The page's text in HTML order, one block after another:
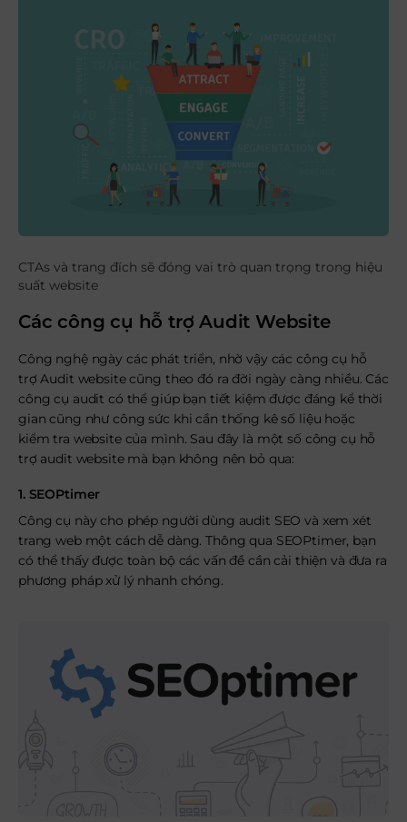
CTAs và trang đích sẽ đóng vai trò quan trọng trong hiệu
suất website
Các công cụ hỗ trợ Audit Website
Công nghệ ngày các phát triển, nhờ vậy các công cụ hỗ
trợ Audit website cũng theo đó ra đời ngày càng nhiều. Các
công cụ audit có thể giúp bạn tiết kiệm được đáng kể thời
gian cũng như công sức khi cần thống kê số liệu hoặc
kiểm tra website của mình. Sau đây là một số công cụ hỗ
trợ audit website mà bạn không nên bỏ qua:
1. SEOPtimer
Công cụ này cho phép người dùng audit SEO và xem xét
trang web một cách dễ dàng. Thông qua SEOPtimer, bạn
có thể thấy được toàn bộ các vấn đề cần cải thiện và đưa ra
phương pháp xử lý nhanh chóng.